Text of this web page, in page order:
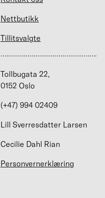
Nettbutikk
Tillitsvalgte
Tollbugata 22,
0152 Oslo
(+47) 994 02409
Lill Sverresdatter Larsen
Cecilie Dahl Rian
Personvernerklæring